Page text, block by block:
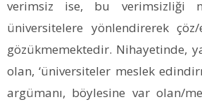
verimsiz ise, bu verimsizliği
üniversitelere yönlendirerek
gözükmemektedir. Nihayetinde,
olan, ‘üniversiteler meslek
argümanı, böylesine var olan/